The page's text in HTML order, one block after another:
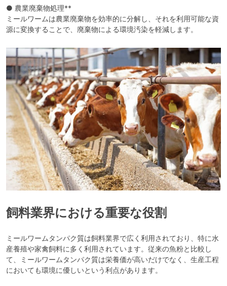
● 農業廃棄物処理**
ミールワームは農業廃棄物を効率的に分解し、それを利用可能な資
源に変換することで、廃棄物による環境汚染を軽減します。
飼料業界における重要な役割
ミールワームタンパク質は飼料業界で広く利用されており、特に水
産養殖や家禽飼料に多く利用されています。従来の魚粉と比較し
て、ミールワームタンパク質は栄養価が高いだけでなく、生産工程
においても環境に優しいという利点があります。